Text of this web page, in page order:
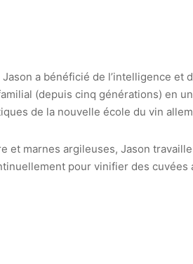
a bénéficié de l’intelligence et
(depuis cinq générations) en
de la nouvelle école du vin
et marnes argileuses, Jason
pour vinifier des cuvées